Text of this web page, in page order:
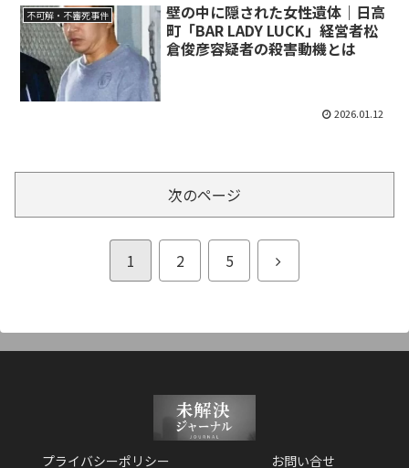
不可解・不審死事件
壁の中に隠された女性遺体｜日高
町「BAR LADY LUCK」経営者松
倉俊彦容疑者の殺害動機とは
2026.01.12
次のページ
1 2 5
次
プライバシーポリシー お問い合せ